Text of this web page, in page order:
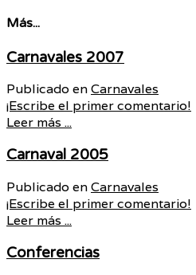
Más...
Carnavales 2007
Publicado enCarnavales
¡Escribe el primer comentario!
Leer más ...
Carnaval 2005
Publicado enCarnavales
¡Escribe el primer comentario!
Leer más ...
Conferencias